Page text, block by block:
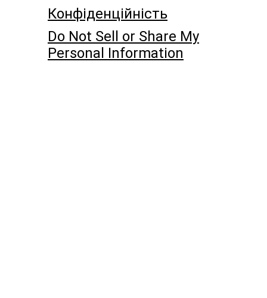
Конфіденційність
Do Not Sell or Share My
Personal Information